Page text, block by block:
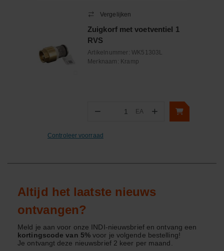
Vergelijken
Zuigkorf met voetventiel 1
RVS
Artikelnummer: WK51303L
Merknaam: Kramp
− Aantal
EA +
Controleer voorraad
Altijd het laatste nieuws
ontvangen?
Meld je aan voor onze INDI-nieuwsbrief en ontvang een
kortingscode van 5%voor je volgende bestelling!
Je ontvangt deze nieuwsbrief 2 keer per maand.